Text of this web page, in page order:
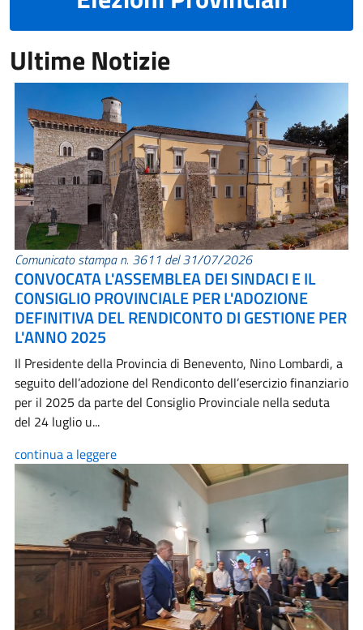
Ultime Notizie
Comunicato stampa n. 3611 del 31/07/2026
CONVOCATA L'ASSEMBLEA DEI SINDACI E IL
CONSIGLIO PROVINCIALE PER L'ADOZIONE
DEFINITIVA DEL RENDICONTO DI GESTIONE PER
L'ANNO 2025
Il Presidente della Provincia di Benevento, Nino Lombardi, a
seguito dell’adozione del Rendiconto dell’esercizio finanziario
per il 2025 da parte del Consiglio Provinciale nella seduta
del 24 luglio u...
continua a leggere